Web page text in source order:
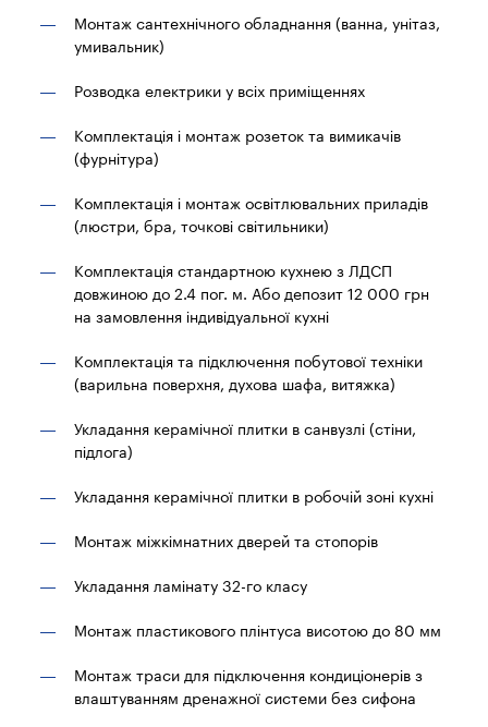
Монтаж сантехнічного обладнання (ванна, унітаз,
умивальник)
Розводка електрики у всіх приміщеннях
Комплектація і монтаж розеток та вимикачів
(фурнітура)
Комплектація і монтаж освітлювальних приладів
(люстри, бра, точкові світильники)
Комплектація стандартною кухнею з ЛДСП
довжиною до 2.4 пог. м. Або депозит 12 000 грн
на замовлення індивідуальної кухні
Комплектація та підключення побутової техніки
(варильна поверхня, духова шафа, витяжка)
Укладання керамічної плитки в санвузлі (стіни,
підлога)
Укладання керамічної плитки в робочій зоні кухні
Монтаж міжкімнатних дверей та стопорів
Укладання ламінату 32-го класу
Монтаж пластикового плінтуса висотою до 80 мм
Монтаж траси для підключення кондиціонерів з
влаштуванням дренажної системи без сифона